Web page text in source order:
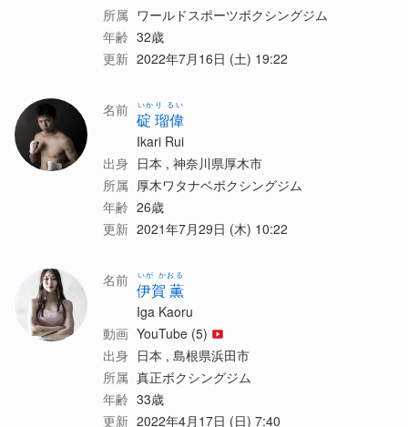
所属 ワールドスポーツボクシングジム
年齢 32歳
更新 2022年7月16日 (土) 19:22
名前 碇 瑠偉
いかり るい
Ikari Rui
出身 日本 , 神奈川県厚木市
所属 厚木ワタナベボクシングジム
年齢 26歳
更新 2021年7月29日 (木) 10:22
名前 伊賀 薫
いが かおる
Iga Kaoru
動画 YouTube (5)
出身 日本 , 島根県浜田市
所属 真正ボクシングジム
年齢 33歳
更新 2022年4月17日 (日) 7:40